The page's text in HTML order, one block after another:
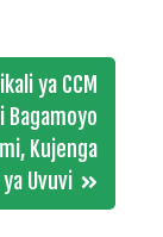
ya CCM
Bagamoyo
Kujenga
Uvuvi